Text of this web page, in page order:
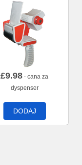
£9.98 - cana za
dyspenser
DODAJ